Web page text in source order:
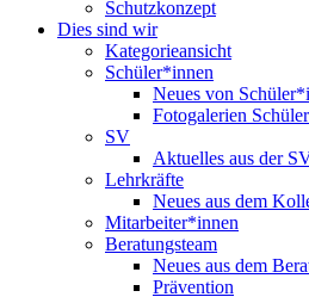
Schutzkonzept
Dies sind wir
Kategorieansicht
Schüler*innen
Neues von
Fotogalerien
SV
Aktuelles aus der
Lehrkräfte
Neues aus dem
Mitarbeiter*innen
Beratungsteam
Neues aus dem
Prävention